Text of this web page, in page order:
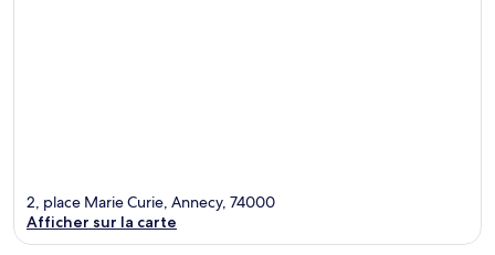
2, place Marie Curie, Annecy, 74000
Afficher sur la carte